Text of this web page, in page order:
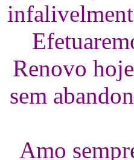
Renovo
sem
Amo